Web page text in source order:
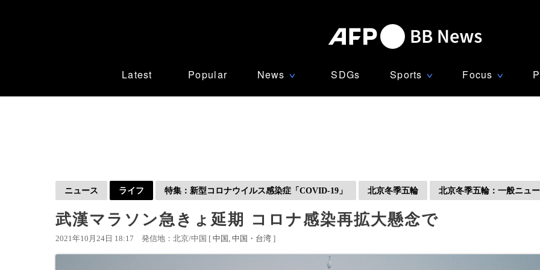
Latest Popular News ∨ SDGs Sports ∨ Focus ∨
ニュース ライフ 特集：新型コロナウイルス感染症「COVID-19」 北京冬季五輪 北京冬季五輪：一般ニュ
武漢マラソン急きょ延期 コロナ感染再拡大懸念で
2021年10月24日 18:17 発信地：北京/中国 [ 中国 中国・台湾 ]